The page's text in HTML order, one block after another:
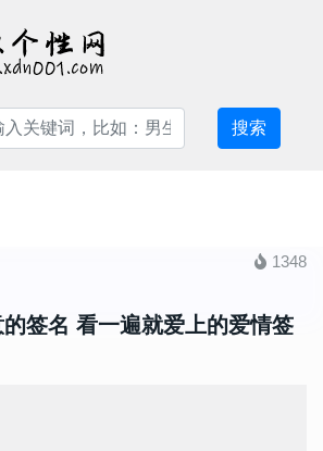
搜索
1348
签名 看一遍就爱上的爱情签